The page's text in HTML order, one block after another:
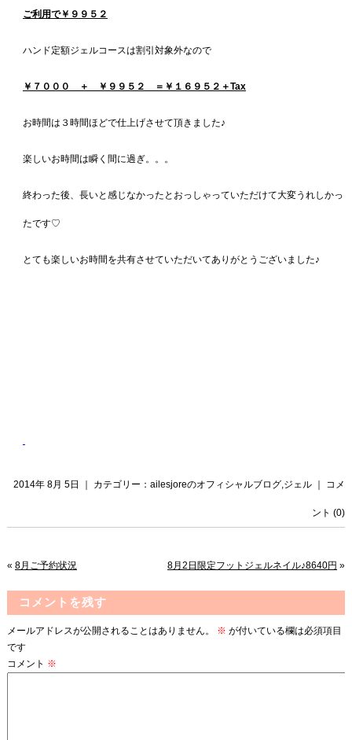
ご利用で￥９９５２
ハンド定額ジェルコースは割引対象外なので
￥７０００ ＋ ￥９９５２ ＝￥１６９５２＋Tax
お時間は３時間ほどで仕上げさせて頂きました♪
楽しいお時間は瞬く間に過ぎ。。。
終わった後、長いと感じなかったとおっしゃっていただけて大変うれしかっ
たです♡
とても楽しいお時間を共有させていただいてありがとうございました♪
2014年 8月 5日 ｜ カテゴリー：ailesjoreのオフィシャルブログ,ジェル コメ
ント (0)
« 8月ご予約状況 8月2日限定フットジェルネイル♪8640円 »
コメントを残す
メールアドレスが公開されることはありません。 ※ が付いている欄は必須項目
です
コメント ※